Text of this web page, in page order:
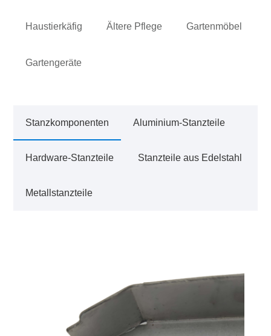
Haustierkäfig Ältere Pflege Gartenmöbel
Gartengeräte
Stanzkomponenten Aluminium-Stanzteile
Hardware-Stanzteile Stanzteile aus Edelstahl
Metallstanzteile